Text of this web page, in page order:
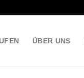
ÜBER UNS